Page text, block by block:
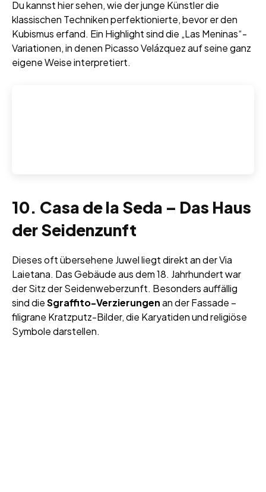
Du kannst hier sehen, wie der junge Künstler die
klassischen Techniken perfektionierte, bevor er den
Kubismus erfand. Ein Highlight sind die „Las Meninas“-
Variationen, in denen Picasso Velázquez auf seine ganz
eigene Weise interpretiert.
10. Casa de la Seda – Das Haus
der Seidenzunft
Dieses oft übersehene Juwel liegt direkt an der Via
Laietana. Das Gebäude aus dem 18. Jahrhundert war
der Sitz der Seidenweberzunft. Besonders auffällig
sind dieSgraffito-Verzierungenan der Fassade –
filigrane Kratzputz-Bilder, die Karyatiden und religiöse
Symbole darstellen.